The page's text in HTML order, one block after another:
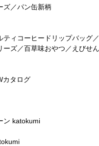
ズ／パン缶新柄
ティコーヒードリップバッグ
ーズ／百草味おやつ／えびせ
カタログ
ン katokumi